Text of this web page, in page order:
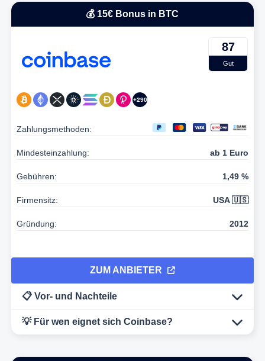
💰 15€ Bonus in BTC
87
Gut
+290
Zahlungsmethoden:
Mindesteinzahlung: ab 1 Euro
Gebühren: 1,49 %
Firmensitz: USA 🇺🇸
Gründung: 2012
ZUM ANBIETER
📋 Vor- und Nachteile
💡 Für wen eignet sich Coinbase?